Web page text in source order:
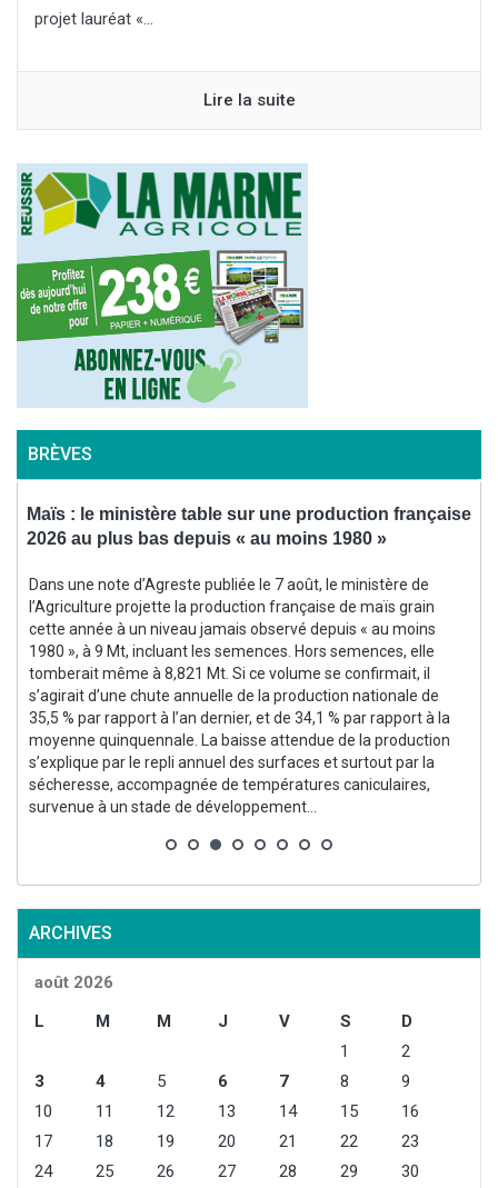
projet lauréat «...
Lire la suite
BRÈVES
Maïs : le ministère table sur une production française
2026 au plus bas depuis « au moins 1980 »
Dans une note d’Agreste publiée le 7 août, le ministère de
l’Agriculture projette la production française de maïs grain
cette année à un niveau jamais observé depuis « au moins
1980 », à 9 Mt, incluant les semences. Hors semences, elle
tomberait même à 8,821 Mt. Si ce volume se confirmait, il
s’agirait d’une chute annuelle de la production nationale de
35,5 % par rapport à l’an dernier, et de 34,1 % par rapport à la
moyenne quinquennale. La baisse attendue de la production
s’explique par le repli annuel des surfaces et surtout par la
sécheresse, accompagnée de températures caniculaires,
survenue à un stade de développement...
ARCHIVES
août 2026
L
M M J V S
D
1
2
3
4 5 6 7 8
9
10
11 12 13 14 15
16
17
18 19 20 21 22
23
24
25 26 27 28 29
30